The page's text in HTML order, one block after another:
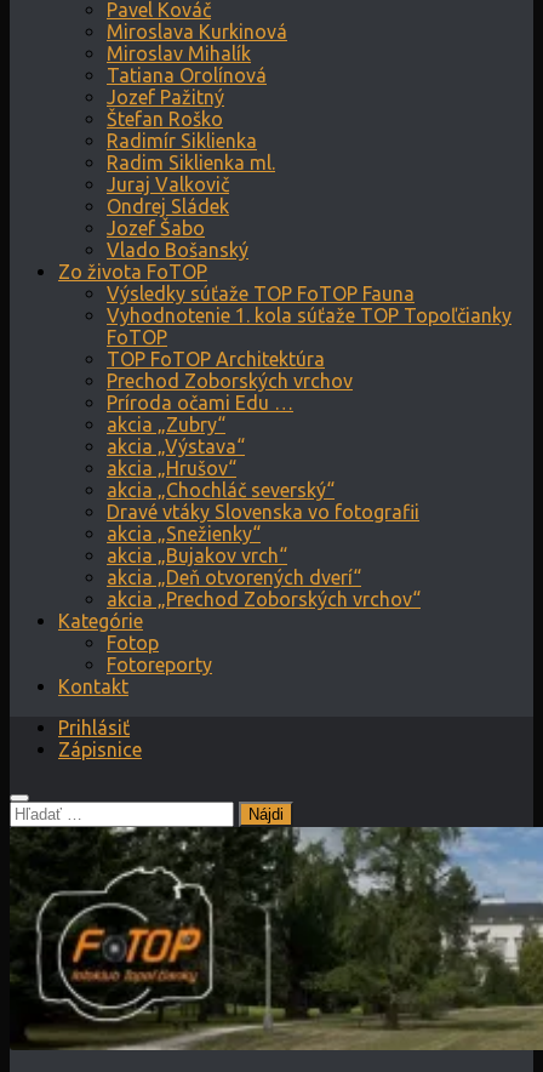
Pavel Kováč
Miroslava Kurkinová
Miroslav Mihalík
Tatiana Orolínová
Jozef Pažitný
Štefan Roško
Radimír Siklienka
Radim Siklienka ml.
Juraj Valkovič
Ondrej Sládek
Jozef Šabo
Vlado Bošanský
Zo života FoTOP
Výsledky súťaže TOP FoTOP Fauna
Vyhodnotenie 1. kola súťaže TOP Topoľčianky
FoTOP
TOP FoTOP Architektúra
Prechod Zoborských vrchov
Príroda očami Edu …
akcia „Zubry“
akcia „Výstava“
akcia „Hrušov“
akcia „Chochláč severský“
Dravé vtáky Slovenska vo fotografii
akcia „Snežienky“
akcia „Bujakov vrch“
akcia „Deň otvorených dverí“
akcia „Prechod Zoborských vrchov“
Kategórie
Fotop
Fotoreporty
Kontakt
Prihlásiť
Zápisnice
Hľadať: